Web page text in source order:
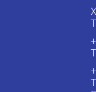
+
+